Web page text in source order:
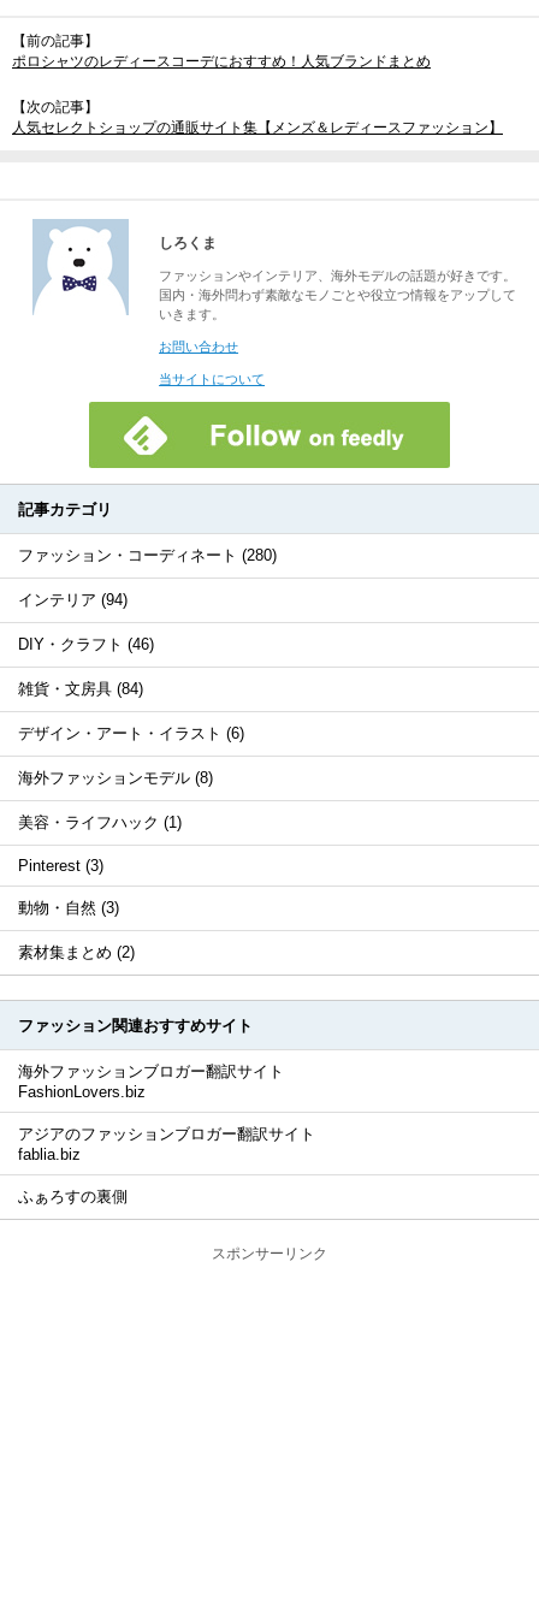
【前の記事】
ポロシャツのレディースコーデにおすすめ！人気ブランドまとめ
【次の記事】
人気セレクトショップの通販サイト集【メンズ＆レディースファッション】
しろくま
ファッションやインテリア、海外モデルの話題が好きです。
国内・海外問わず素敵なモノごとや役立つ情報をアップして
いきます。
お問い合わせ
当サイトについて
記事カテゴリ
ファッション・コーディネート (280)
インテリア (94)
DIY・クラフト (46)
雑貨・文房具 (84)
デザイン・アート・イラスト (6)
海外ファッションモデル (8)
美容・ライフハック (1)
Pinterest (3)
動物・自然 (3)
素材集まとめ (2)
ファッション関連おすすめサイト
海外ファッションブロガー翻訳サイト
FashionLovers.biz
アジアのファッションブロガー翻訳サイト
fablia.biz
ふぁろすの裏側
スポンサーリンク